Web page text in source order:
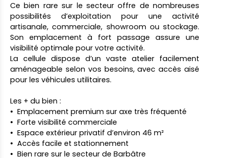
Ce bien rare sur le secteur offre de nombreuses
possibilités d’exploitation pour une activité
artisanale, commerciale, showroom ou stockage.
Son emplacement à fort passage assure une
visibilité optimale pour votre activité.
La cellule dispose d’un vaste atelier facilement
aménageable selon vos besoins, avec accès aisé
pour les véhicules utilitaires.
Les + du bien :
Emplacement premium sur axe très fréquenté
Forte visibilité commerciale
Espace extérieur privatif d’environ 46 m²
Accès facile et stationnement
Bien rare sur le secteur de Barbâtre